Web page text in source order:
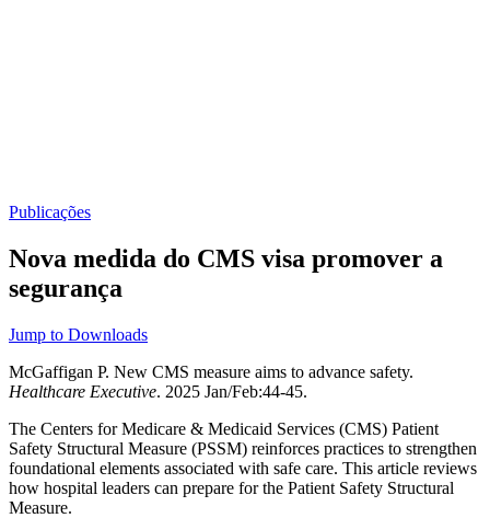
Publicações
Nova medida do CMS visa promover a
segurança
Jump to Downloads
McGaffigan P. New CMS measure aims to advance safety.
Healthcare Executive. 2025 Jan/Feb:44-45.
The Centers for Medicare & Medicaid Services (CMS) Patient
Safety Structural Measure (PSSM) reinforces practices to strengthen
foundational elements associated with safe care. This article reviews
how hospital leaders can prepare for the Patient Safety Structural
Measure.